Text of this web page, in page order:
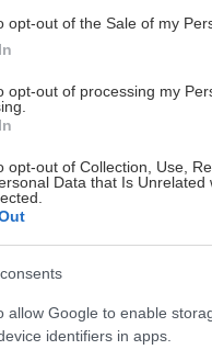
opt-out of the Sale of my
opt-out of processing my
opt-out of Collection, Use,
Data that Is
allow Google to enable
identifiers in apps.